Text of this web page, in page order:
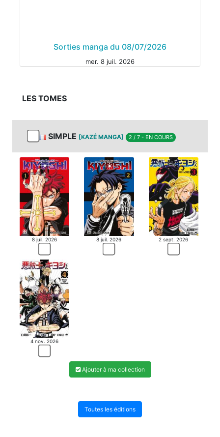
Sorties manga du 08/07/2026
mer. 8 juil. 2026
LES TOMES
SIMPLE [KAZÉ MANGA] 2 / 7 - EN COURS
8 juil. 2026 8 juil. 2026 2 sept. 2026
4 nov. 2026
Ajouter à ma collection
Toutes les éditions